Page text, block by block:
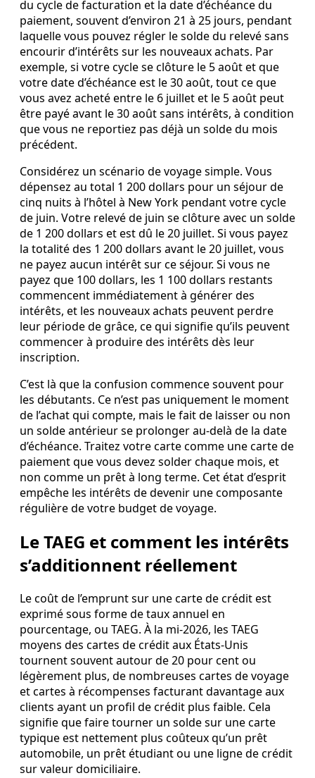
du cycle de facturation et la date d’échéance du
paiement, souvent d’environ 21 à 25 jours, pendant
laquelle vous pouvez régler le solde du relevé sans
encourir d’intérêts sur les nouveaux achats. Par
exemple, si votre cycle se clôture le 5 août et que
votre date d’échéance est le 30 août, tout ce que
vous avez acheté entre le 6 juillet et le 5 août peut
être payé avant le 30 août sans intérêts, à condition
que vous ne reportiez pas déjà un solde du mois
précédent.
Considérez un scénario de voyage simple. Vous
dépensez au total 1 200 dollars pour un séjour de
cinq nuits à l’hôtel à New York pendant votre cycle
de juin. Votre relevé de juin se clôture avec un solde
de 1 200 dollars et est dû le 20 juillet. Si vous payez
la totalité des 1 200 dollars avant le 20 juillet, vous
ne payez aucun intérêt sur ce séjour. Si vous ne
payez que 100 dollars, les 1 100 dollars restants
commencent immédiatement à générer des
intérêts, et les nouveaux achats peuvent perdre
leur période de grâce, ce qui signifie qu’ils peuvent
commencer à produire des intérêts dès leur
inscription.
C’est là que la confusion commence souvent pour
les débutants. Ce n’est pas uniquement le moment
de l’achat qui compte, mais le fait de laisser ou non
un solde antérieur se prolonger au-delà de la date
d’échéance. Traitez votre carte comme une carte de
paiement que vous devez solder chaque mois, et
non comme un prêt à long terme. Cet état d’esprit
empêche les intérêts de devenir une composante
régulière de votre budget de voyage.
Le TAEG et comment les intérêts
s’additionnent réellement
Le coût de l’emprunt sur une carte de crédit est
exprimé sous forme de taux annuel en
pourcentage, ou TAEG. À la mi‑2026, les TAEG
moyens des cartes de crédit aux États‑Unis
tournent souvent autour de 20 pour cent ou
légèrement plus, de nombreuses cartes de voyage
et cartes à récompenses facturant davantage aux
clients ayant un profil de crédit plus faible. Cela
signifie que faire tourner un solde sur une carte
typique est nettement plus coûteux qu’un prêt
automobile, un prêt étudiant ou une ligne de crédit
sur valeur domiciliaire.